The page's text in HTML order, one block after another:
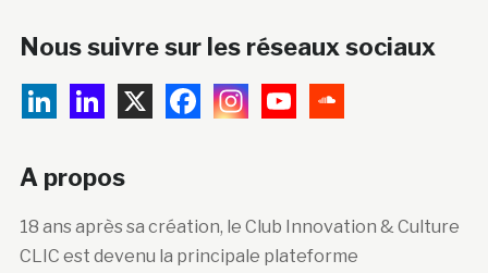
Nous suivre sur les réseaux sociaux
A propos
18 ans après sa création, le Club Innovation & Culture
CLIC est devenu la principale plateforme